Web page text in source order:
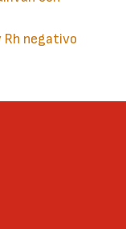
Rh negativo